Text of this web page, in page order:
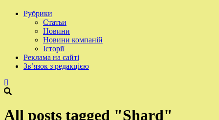
Рубрики
Статьи
Новини
Новини компаній
Історії
Реклама на сайті
Зв’язок з редакцією
All posts tagged "Shard"